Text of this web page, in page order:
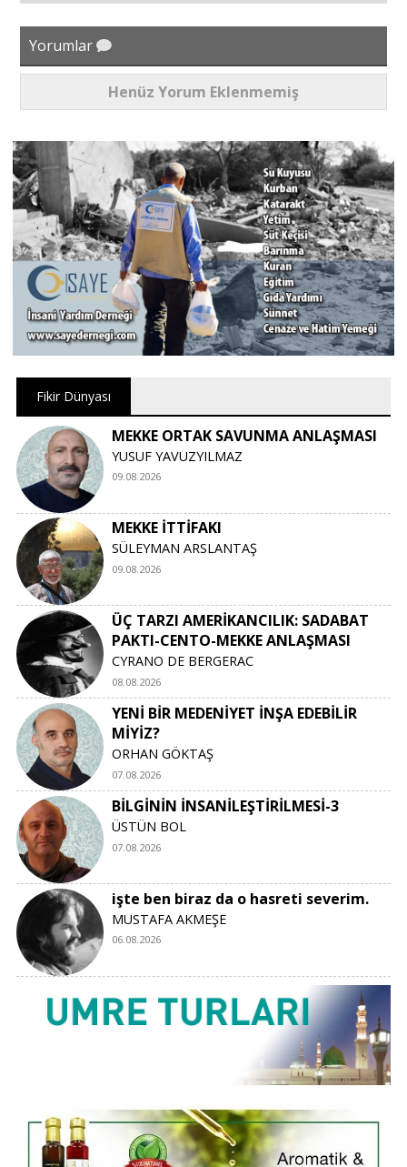
Yorumlar
Henüz Yorum Eklenmemiş
Fikir Dünyası
MEKKE ORTAK SAVUNMA ANLAŞMASI
YUSUF YAVUZYILMAZ
09.08.2026
MEKKE İTTİFAKI
SÜLEYMAN ARSLANTAŞ
09.08.2026
ÜÇ TARZI AMERİKANCILIK: SADABAT
PAKTI-CENTO-MEKKE ANLAŞMASI
CYRANO DE BERGERAC
08.08.2026
YENİ BİR MEDENİYET İNŞA EDEBİLİR
MİYİZ?
ORHAN GÖKTAŞ
07.08.2026
BİLGİNİN İNSANİLEŞTİRİLMESİ-3
ÜSTÜN BOL
07.08.2026
işte ben biraz da o hasreti severim.
MUSTAFA AKMEŞE
06.08.2026